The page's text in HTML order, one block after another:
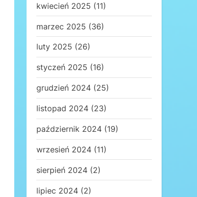
kwiecień 2025 (11)
marzec 2025 (36)
luty 2025 (26)
styczeń 2025 (16)
grudzień 2024 (25)
listopad 2024 (23)
październik 2024 (19)
wrzesień 2024 (11)
sierpień 2024 (2)
lipiec 2024 (2)